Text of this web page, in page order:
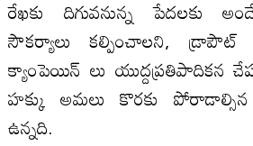
రేఖకు దిగువనున్న పేదలకు
సౌకర్యాలు కల్పించాలని, డ్రాపౌట్
క్యాంపెయిన్ లు యుద్దప్రతిపాదికన
హక్కు అమలు కొరకు పోరాడాల్సిన
ఉన్నది.